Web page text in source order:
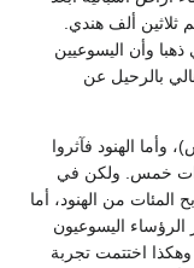
ألف هندي.
وأن اليسوعيين
بالرحيل عن
وأما الهنود فآثروا
خمس. ولكن في
المئات من الهنود، أما
الرؤساء اليسوعيون
وهكذا اختتمت تجربة